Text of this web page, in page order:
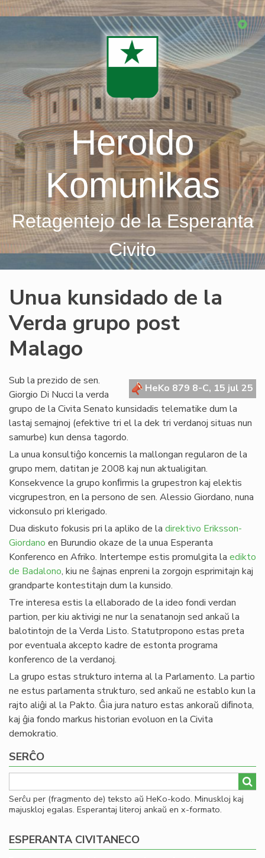
Skip
Heroldo
Komunikas
Retagentejo de la Esperanta
Civito
Unua kunsidado de la
Verda grupo post
Malago
HeKo 879 8-C, 15 jul 25
Sub la prezido de sen.
Giorgio Di Nucci la verda
grupo de la Civita Senato kunsidadis telematike dum la
lastaj semajnoj (efektive tri el la dek tri verdanoj situas nun
samurbe) kun densa tagordo.
La unua konsultiĝo koncernis la mallongan regularon de la
grupo mem, datitan je 2008 kaj nun aktualigitan.
Konsekvence la grupo konﬁrmis la grupestron kaj elektis
vicgrupestron, en la persono de sen. Alessio Giordano, nuna
vickonsulo pri klerigado.
Dua diskuto fokusis pri la apliko de la direktivo Eriksson-
Giordano en Burundio okaze de la unua Esperanta
Konferenco en Afriko. Intertempe estis promulgita la edikto
de Badalono, kiu ne ŝajnas enpreni la zorgojn esprimitajn kaj
grandparte kontestitajn dum la kunsido.
Tre interesa estis la ellaborado de la ideo fondi verdan
partion, per kiu aktivigi ne nur la senatanojn sed ankaŭ la
balotintojn de la Verda Listo. Statutpropono estas preta
por eventuala akcepto kadre de estonta programa
konferenco de la verdanoj.
La grupo estas strukturo interna al la Parlamento. La partio
ne estus parlamenta strukturo, sed ankaŭ ne establo kun la
rajto aliĝi al la Pakto. Ĝia jura naturo estas ankoraŭ diﬁnota,
kaj ĝia fondo markus historian evoluon en la Civita
demokratio.
SERĈO
Serĉu per (fragmento de) teksto aŭ HeKo-kodo. Minuskloj kaj
majuskloj egalas. Esperantaj literoj ankaŭ en x-formato.
ESPERANTA CIVITANECO